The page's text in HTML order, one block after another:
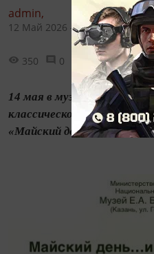
admin,
12 Май 2026 - 13:31
350 0
14 мая в музее состоится
классической музыки с
«Майский день... именины